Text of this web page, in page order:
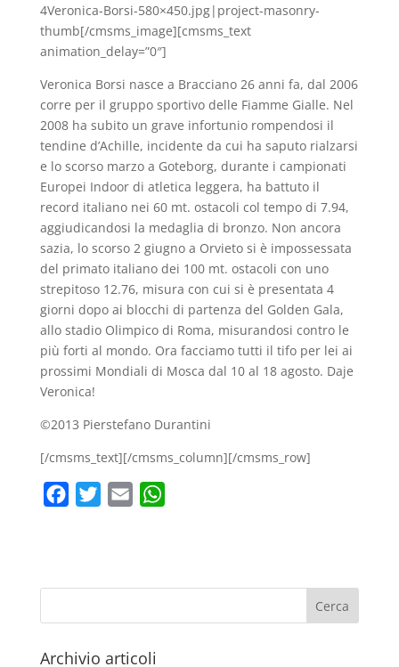
4Veronica-Borsi-580×450.jpg|project-masonry-
thumb[/cmsms_image][cmsms_text
animation_delay=”0″]
Veronica Borsi nasce a Bracciano 26 anni fa, dal 2006
corre per il gruppo sportivo delle Fiamme Gialle. Nel
2008 ha subito un grave infortunio rompendosi il
tendine d’Achille, incidente da cui ha saputo rialzarsi
e lo scorso marzo a Goteborg, durante i campionati
Europei Indoor di atletica leggera, ha battuto il
record italiano nei 60 mt. ostacoli col tempo di 7.94,
aggiudicandosi la medaglia di bronzo. Non ancora
sazia, lo scorso 2 giugno a Orvieto si è impossessata
del primato italiano dei 100 mt. ostacoli con uno
strepitoso 12.76, misura con cui si è presentata 4
giorni dopo ai blocchi di partenza del Golden Gala,
allo stadio Olimpico di Roma, misurandosi contro le
più forti al mondo. Ora facciamo tutti il tifo per lei ai
prossimi Mondiali di Mosca dal 10 al 18 agosto. Daje
Veronica!
©2013 Pierstefano Durantini
[/cmsms_text][/cmsms_column][/cmsms_row]
b
o
t
e
l
s
A
Archivio articoli